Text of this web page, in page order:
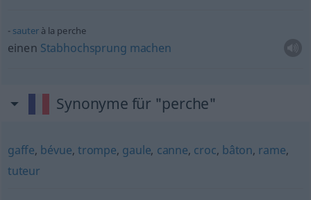
sauterà la perche
einen Stabhochsprung machen
Synonyme für "perche"
gaffe, bévue, trompe, gaule, canne, croc, bâton, rame,
tuteur